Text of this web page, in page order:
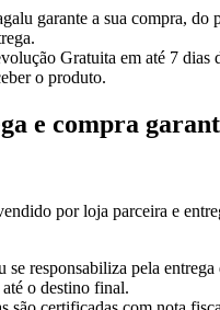
garante a sua compra, do
Gratuita em até 7 dias
o produto.
e compra
por loja parceira e
se responsabiliza pela entrega
o destino final.